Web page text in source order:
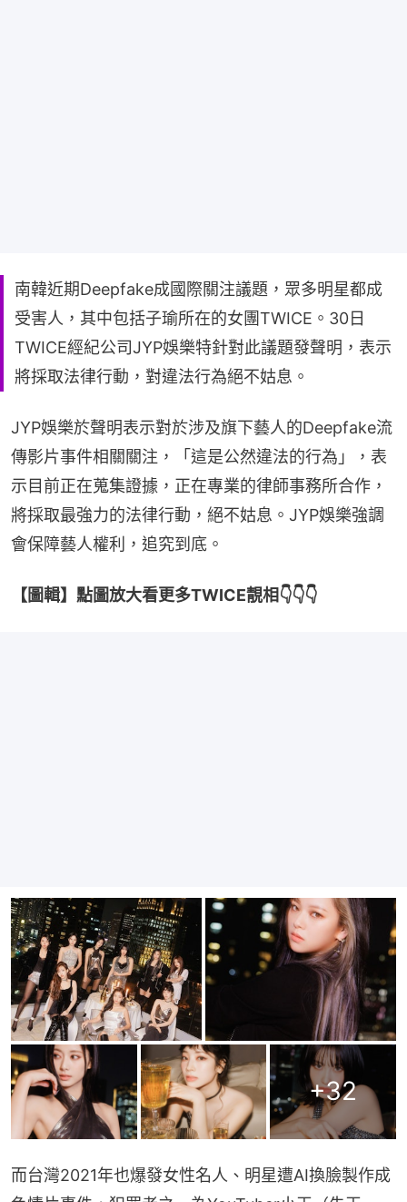
南韓近期Deepfake成國際關注議題，眾多明星都成
受害人，其中包括子瑜所在的女團TWICE。30日
TWICE經紀公司JYP娛樂特針對此議題發聲明，表示
將採取法律行動，對違法行為絕不姑息。
JYP娛樂於聲明表示對於涉及旗下藝人的Deepfake流
傳影片事件相關關注，「這是公然違法的行為」，表
示目前正在蒐集證據，正在專業的律師事務所合作，
將採取最強力的法律行動，絕不姑息。JYP娛樂強調
會保障藝人權利，追究到底。
【圖輯】點圖放大看更多TWICE靚相👇👇👇
+32
而台灣2021年也爆發女性名人、明星遭AI換臉製作成